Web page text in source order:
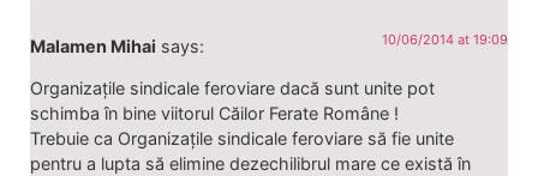
Malamen Mihai says: 10/06/2014 at 19:09
Organizațile sindicale feroviare dacă sunt unite pot
schimba în bine viitorul Căilor Ferate Române !
Trebuie ca Organizațile sindicale feroviare să fie unite
pentru a lupta să elimine dezechilibrul mare ce există în